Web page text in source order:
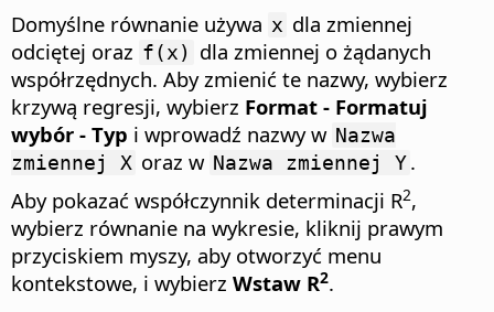
Domyślne równanie używa x dla zmiennej
odciętej oraz f(x)
dla zmiennej o żądanych
współrzędnych. Aby zmienić te nazwy, wybierz
krzywą regresji, wybierz Format - Formatuj
wybór - Typ i wprowadź nazwy w Nazwa
zmiennej X oraz w Nazwa zmiennej Y.
Aby pokazać współczynnik determinacji R2,
wybierz równanie na wykresie, kliknij prawym
przyciskiem myszy, aby otworzyć menu
kontekstowe, i wybierz Wstaw R2.